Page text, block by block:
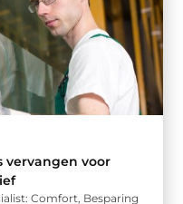
vervangen voor
Comfort, Besparing